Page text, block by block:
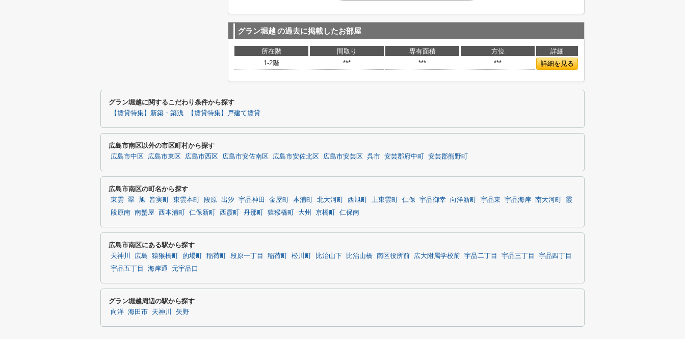
グラン堀越の過去に掲載したお部屋
所在階 間取り 専有面積 方位
詳細
1-2階
*** *** *** 詳細を見る
グラン堀越に関するこだわり条件から探す
【賃貸特集】新築・築浅 【賃貸特集】戸建て賃貸
広島市南区以外の市区町村から探す
広島市中区 広島市東区 広島市西区 広島市安佐南区 広島市安佐北区 広島市安芸区 呉市 安芸郡府中町 安芸郡熊野町
広島市南区の町名から探す
東雲 翠 旭 皆実町 東雲本町 段原 出汐 宇品神田 金屋町 本浦町 北大河町 西旭町 上東雲町 仁保 宇品御幸 向洋新町 宇品東 宇品海岸 南大河町
霞
段原南 南蟹屋 西本浦町 仁保新町 西霞町 丹那町 猿猴橋町 大州 京橋町 仁保南
広島市南区にある駅から探す
天神川 広島 猿猴橋町 的場町 稲荷町 段原一丁目 稲荷町 松川町 比治山下 比治山橋 南区役所前 広大附属学校前 宇品二丁目 宇品三丁目
宇品四丁目
宇品五丁目
海岸通 元宇品口
グラン堀越周辺の駅から探す
向洋 海田市 天神川 矢野